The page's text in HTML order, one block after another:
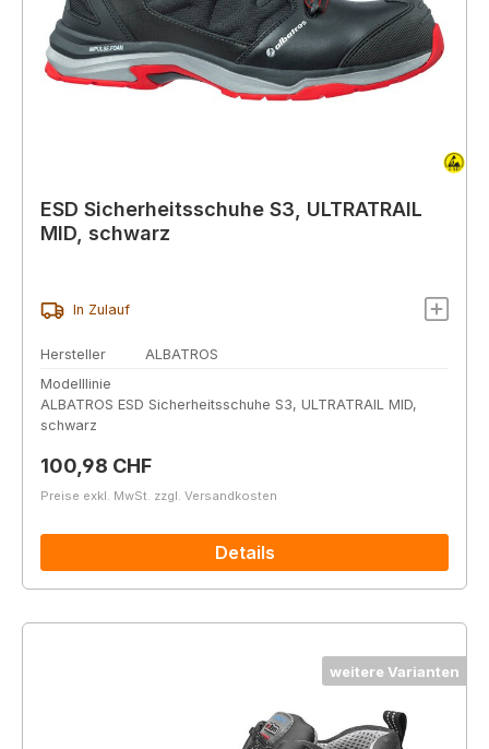
ESD Sicherheitsschuhe S3, ULTRATRAIL
MID, schwarz
In Zulauf
Hersteller
ALBATROS
Modelllinie
ALBATROS ESD Sicherheitsschuhe S3, ULTRATRAIL MID,
schwarz
Regulärer Preis:
100,98 CHF
Preise exkl. MwSt. zzgl. Versandkosten
Details
weitere Varianten